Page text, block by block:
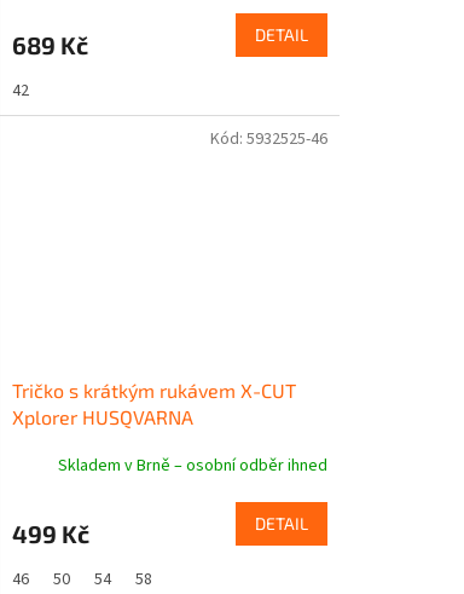
689 Kč DETAIL
42
Tričko s krátkým rukávem X-CUT
Xplorer HUSQVARNA
Skladem v Brně – osobní odběr ihned
499 Kč DETAIL
46 50 54 58
Kód: 5932525-46